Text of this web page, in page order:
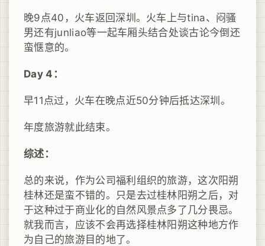
晚9点40，火车返回深圳。火车上与tina、闷骚
男还有junliao等一起车厢头结合处谈古论今倒还
蛮惬意的。
Day 4：
早11点过，火车在晚点近50分钟后抵达深圳。
年度旅游就此结束。
综述：
总的来说，作为公司福利组织的旅游，这次阳朔
桂林还是蛮不错的。只是去过桂林阳朔之后，对
于这种过于商业化的自然风景点多了几分畏忌。
就我而言，应该不会再选择桂林阳朔这种地方作
为自己的旅游目的地了。